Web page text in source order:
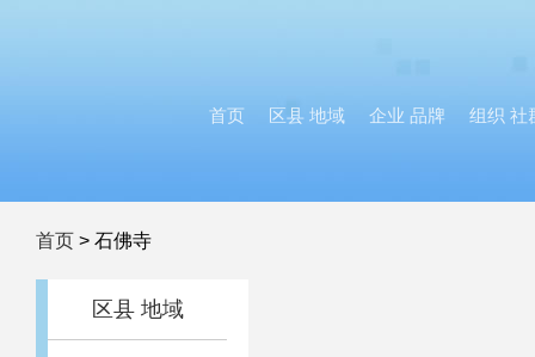
首页 区县 地域 企业 品牌 组织 社
首页 > 石佛寺
区县 地域